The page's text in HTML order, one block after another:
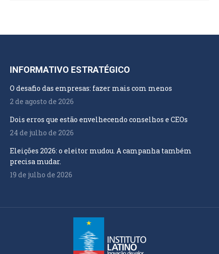
INFORMATIVO ESTRATÉGICO
O desafio das empresas: fazer mais com menos
2 de agosto de 2026
Dois erros que estão envelhecendo conselhos e CEOs
24 de julho de 2026
Eleições 2026: o eleitor mudou. A campanha também
precisa mudar.
19 de julho de 2026